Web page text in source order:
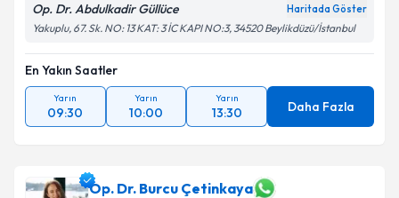
Op. Dr. Abdulkadir Güllüce Haritada Göster
Yakuplu, 67. Sk. NO: 13 KAT: 3 İC KAPI NO:3, 34520 Beylikdüzü/İstanbul
En Yakın Saatler
Yarın
09:30
Yarın
10:00
Yarın
13:30 Daha Fazla
Op. Dr. Burcu Çetinkaya